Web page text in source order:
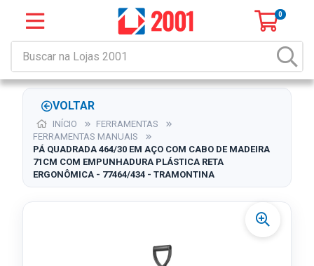
0
VOLTAR
INÍCIO
FERRAMENTAS
FERRAMENTAS MANUAIS
PÁ QUADRADA 464/30 EM AÇO COM CABO DE MADEIRA
71CM COM EMPUNHADURA PLÁSTICA RETA
ERGONÔMICA - 77464/434 - TRAMONTINA